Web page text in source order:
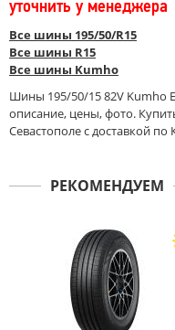
уточнить у менеджера
Все шины 195/50/R15
Все шины R15
Все шины Kumho
Шины 195/50/15 82V Kumho
описание, цены, фото.
Севастополе с доставкой
РЕКОМЕНДУЕМ